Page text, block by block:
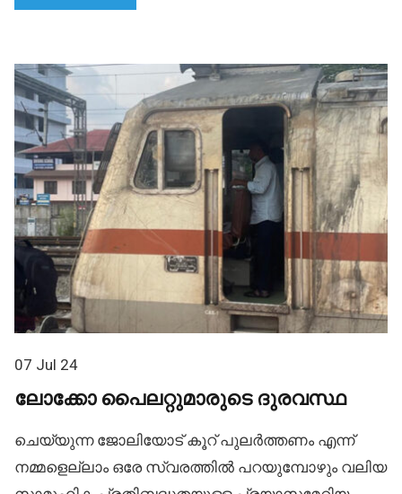
07 Jul 24
ലോക്കോ പൈലറ്റുമാരുടെ ദുരവസ്ഥ
ചെയ്യുന്ന ജോലിയോട് കൂറ് പുലർത്തണം എന്ന്
നമ്മളെല്ലാം ഒരേ സ്വരത്തിൽ പറയുമ്പോഴും വലിയ